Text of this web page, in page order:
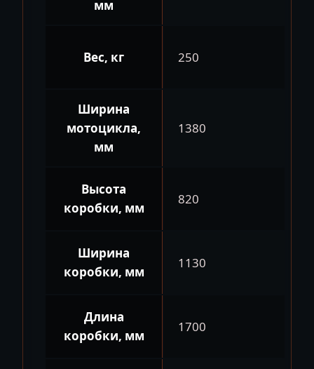
мм
Вес, кг 250
Ширина
мотоцикла,
мм
1380
Высота
коробки, мм
820
Ширина
коробки, мм
1130
Длина
коробки, мм
1700